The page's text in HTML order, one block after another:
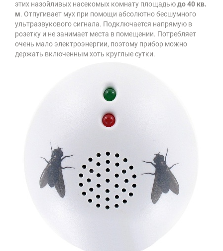
этих назойливых насекомых комнату площадьюдо 40 кв.
м. Отпугивает мух при помощи абсолютно бесшумного
ультразвукового сигнала. Подключается напрямую в
розетку и не занимает места в помещении. Потребляет
очень мало электроэнергии, поэтому прибор можно
держать включенным хоть круглые сутки.